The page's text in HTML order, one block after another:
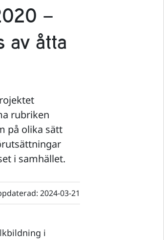
–
av åtta
rubriken
på olika sätt
i samhället.
2024-03-21
i